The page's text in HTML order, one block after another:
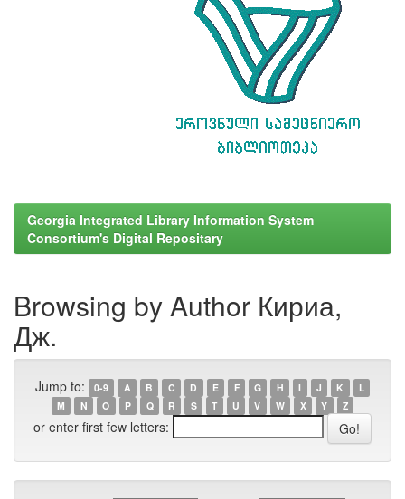
Georgia Integrated Library Information System
Consortium's Digital Repositary
Browsing by Author Кириа,
Дж.
Jump to: 0-9 A B C D E F G H I J K
L
M
N O P Q R S T U V W X Y Z
or enter first few letters: